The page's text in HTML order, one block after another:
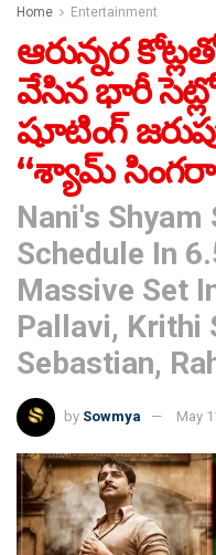
Home Entertainment
ఆరున్న‌ర
వేసిన భారీ
షూటింగ్
“శ్యామ్
Nani's Shyam
Schedule In
Massive Set
Pallavi, Krithi
Sebastian,
by Sowmya May